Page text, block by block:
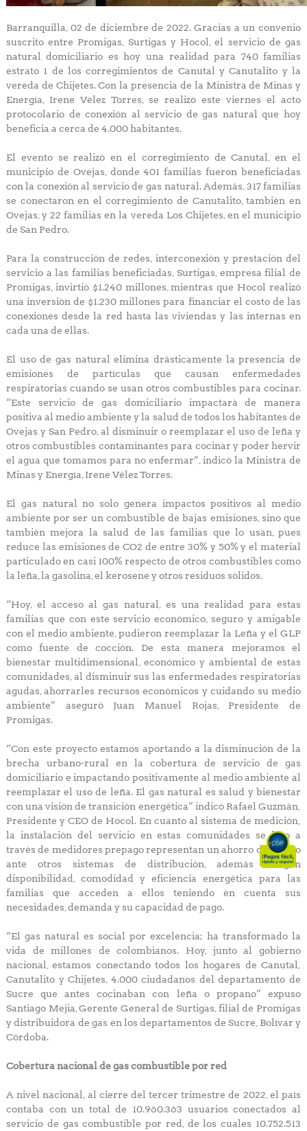
Barranquilla, 02 de diciembre de 2022. Gracias a un convenio
suscrito entre Promigas, Surtigas y Hocol, el servicio de gas
natural domiciliario es hoy una realidad para 740 familias
estrato 1 de los corregimientos de Canutal y Canutalito y la
vereda de Chijetes. Con la presencia de la Ministra de Minas y
Energía, Irene Vélez Torres, se realizó este viernes el acto
protocolario de conexión al servicio de gas natural que hoy
beneficia a cerca de 4.000 habitantes.
El evento se realizó en el corregimiento de Canutal, en el
municipio de Ovejas, donde 401 familias fueron beneficiadas
con la conexión al servicio de gas natural. Además, 317 familias
se conectaron en el corregimiento de Canutalito, también en
Ovejas, y 22 familias en la vereda Los Chijetes, en el municipio
de San Pedro.
Para la construcción de redes, interconexión y prestación del
servicio a las familias beneficiadas, Surtigas, empresa filial de
Promigas, invirtió $1.240 millones, mientras que Hocol realizó
una inversión de $1.230 millones para financiar el costo de las
conexiones desde la red hasta las viviendas y las internas en
cada una de ellas.
El uso de gas natural elimina drásticamente la presencia de
emisiones de partículas que causan enfermedades
respiratorias cuando se usan otros combustibles para cocinar.
“Este servicio de gas domiciliario impactará de manera
positiva al medio ambiente y la salud de todos los habitantes de
Ovejas y San Pedro, al disminuir o reemplazar el uso de leña y
otros combustibles contaminantes para cocinar y poder hervir
el agua que tomamos para no enfermar”, indicó la Ministra de
Minas y Energía, Irene Vélez Torres.
El gas natural no solo genera impactos positivos al medio
ambiente por ser un combustible de bajas emisiones, sino que
también mejora la salud de las familias que lo usan, pues
reduce las emisiones de CO2 de entre 30% y 50% y el material
particulado en casi 100% respecto de otros combustibles como
la leña, la gasolina, el kerosene y otros residuos sólidos.
“Hoy, el acceso al gas natural, es una realidad para estas
familias que con este servicio económico, seguro y amigable
con el medio ambiente, pudieron reemplazar la Leña y el GLP
como fuente de cocción. De esta manera mejoramos el
bienestar multidimensional, económico y ambiental de estas
comunidades, al disminuir sus las enfermedades respiratorias
agudas, ahorrarles recursos económicos y cuidando su medio
ambiente” aseguró Juan Manuel Rojas, Presidente de
Promigas.
“Con este proyecto estamos aportando a la disminución de la
brecha urbano-rural en la cobertura de servicio de gas
domiciliario e impactando positivamente al medio ambiente al
reemplazar el uso de leña. El gas natural es salud y bienestar
con una visión de transición energética” indicó Rafael Guzmán,
Presidente y CEO de Hocol. En cuanto al sistema de medición,
la instalación del servicio en estas comunidades se hizo a
través de medidores prepago representan un ahorro de dinero
ante otros sistemas de distribución, además otorgan
disponibilidad, comodidad y eficiencia energética para las
familias que acceden a ellos teniendo en cuenta sus
necesidades, demanda y su capacidad de pago.
“El gas natural es social por excelencia; ha transformado la
vida de millones de colombianos. Hoy, junto al gobierno
nacional, estamos conectando todos los hogares de Canutal,
Canutalito y Chijetes, 4.000 ciudadanos del departamento de
Sucre que antes cocinaban con leña o propano” expuso
Santiago Mejia, Gerente General de Surtigas, filial de Promigas
y distribuidora de gas en los departamentos de Sucre, Bolívar y
Córdoba.
Cobertura nacional de gas combustible por red
A nivel nacional, al cierre del tercer trimestre de 2022, el país
contaba con un total de 10.960.363 usuarios conectados al
servicio de gas combustible por red, de los cuales 10.752.513